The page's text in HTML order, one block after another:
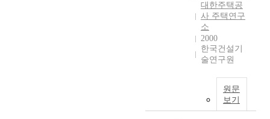
대한주택공
사 주택연구
소
2000
한국건설기
술연구원
원문
보기